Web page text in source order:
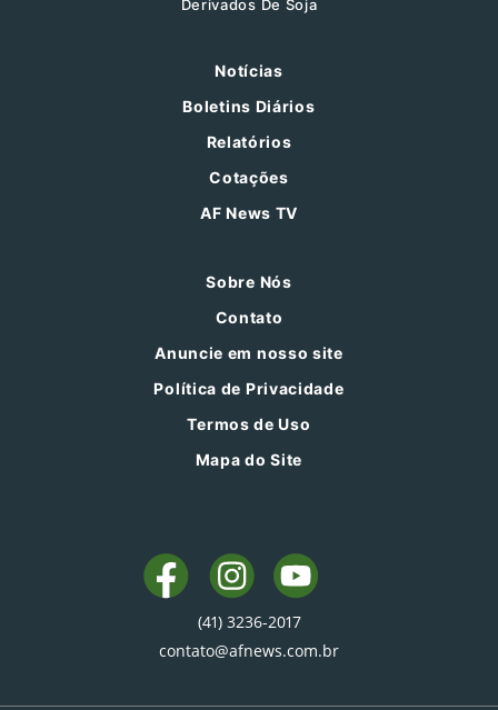
Derivados De Soja
Notícias
Boletins Diários
Relatórios
Cotações
AF News TV
Sobre Nós
Contato
Anuncie em nosso site
Política de Privacidade
Termos de Uso
Mapa do Site
(41) 3236-2017
contato@afnews.com.br